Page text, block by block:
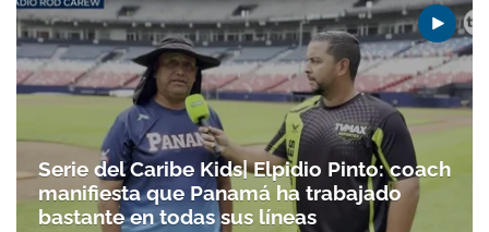
Serie del Caribe Kids| Elpidio Pinto: coach
manifiesta que Panamá ha trabajado
bastante en todas sus líneas